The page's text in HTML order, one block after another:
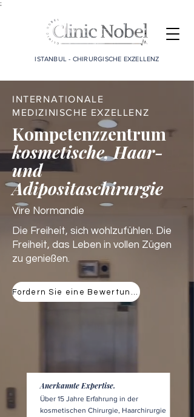
;
ISTANBUL - CHIRURGISCHE EXZELLENZ
INTERNATIONALE
MEDIZINISCHE EXZELLENZ
Kompetenzzentrum
kosmetische, Haar-
und
Adipositaschirurgie
Vire Normandie
Die Freiheit, sich wohlzufühlen. Die
Freiheit, das Leben in vollen Zügen
zu genießen.
Anerkannte Expertise.
Über 15 Jahre Erfahrung in der
kosmetischen Chirurgie, Haarchirurgie